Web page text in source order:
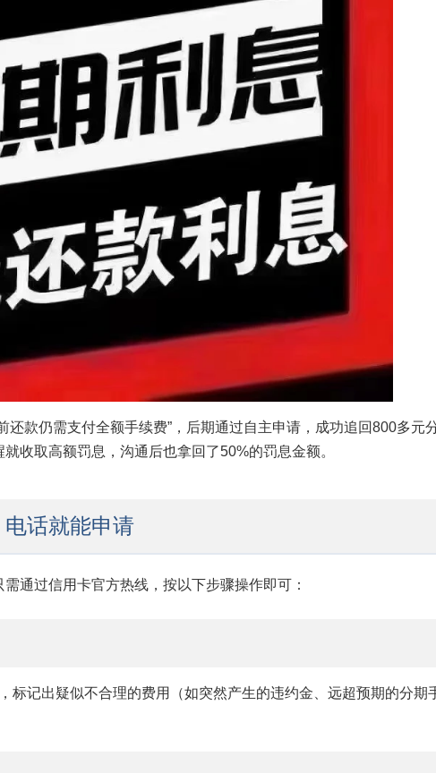
款仍需支付全额手续费”，后期通过自主申请，成功追回800多元
收取高额罚息，沟通后也拿回了50%的罚息金额。
话就能申请
通过信用卡官方热线，按以下步骤操作即可：
标记出疑似不合理的费用（如突然产生的违约金、远超预期的分期